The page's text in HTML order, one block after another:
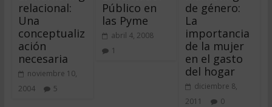
relacional:
Una
conceptualiz
ación
necesaria
noviembre 10,
2004
5
Público en
las Pyme
abril 4, 2008
1
de género:
La
importancia
de la mujer
en el gasto
del hogar
diciembre 8,
2011
0